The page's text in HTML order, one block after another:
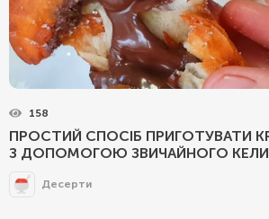
158
ПРОСТИЙ СПОСІБ ПРИГОТУВАТИ
З ДОПОМОГОЮ ЗВИЧАЙНОГО
Десерти